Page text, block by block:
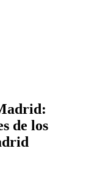
de los